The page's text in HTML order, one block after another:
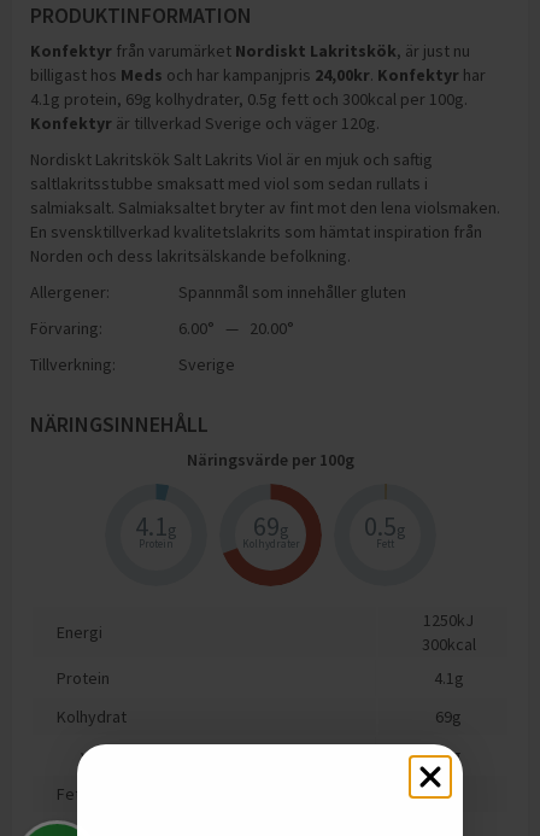
PRODUKTINFORMATION
Konfektyr från varumärket Nordiskt Lakritskök, är just nu
billigast hos Meds och har kampanjpris 24,00kr. Konfektyr har
4.1g protein, 69g kolhydrater, 0.5g fett och 300kcal per 100g.
Konfektyr är tillverkad Sverige och väger 120g.
Nordiskt Lakritskök Salt Lakrits Viol är en mjuk och saftig
saltlakritsstubbe smaksatt med viol som sedan rullats i
salmiaksalt. Salmiaksaltet bryter av fint mot den lena violsmaken.
En svensktillverkad kvalitetslakrits som hämtat inspiration från
Norden och dess lakritsälskande befolkning.
Allergener:
Spannmål som innehåller gluten
Förvaring:
6.00° — 20.00°
Tillverkning:
Sverige
NÄRINGSINNEHÅLL
Näringsvärde per 100g
4.1 g
Protein
69g
Kolhydrater
0.5g
Fett
Energi
1250kJ
300kcal
Protein
4.1g
Kolhydrat
69g
varav sockerarter
49g
Fett
0.5